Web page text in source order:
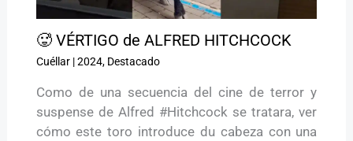
🥵 VÉRTIGO de ALFRED HITCHCOCK
Cuéllar|2024, Destacado
Como de una secuencia del cine de terror y
suspense de Alfred #Hitchcock se tratara, ver
cómo este toro introduce du cabeza con una